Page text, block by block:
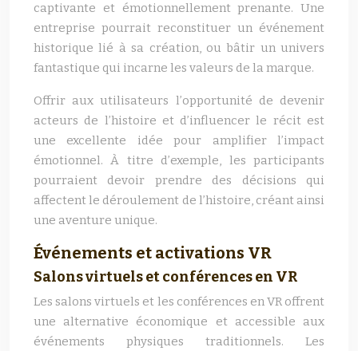
captivante et émotionnellement prenante. Une
entreprise pourrait reconstituer un événement
historique lié à sa création, ou bâtir un univers
fantastique qui incarne les valeurs de la marque.
Offrir aux utilisateurs l’opportunité de devenir
acteurs de l’histoire et d’influencer le récit est
une excellente idée pour amplifier l’impact
émotionnel. À titre d’exemple, les participants
pourraient devoir prendre des décisions qui
affectent le déroulement de l’histoire, créant ainsi
une aventure unique.
Événements et activations VR
Salons virtuels et conférences en VR
Les salons virtuels et les conférences en VR offrent
une alternative économique et accessible aux
événements physiques traditionnels. Les